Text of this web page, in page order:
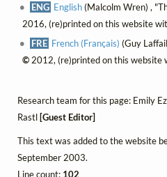
ENG English(Malcolm Wren) ,
2016, (re)printed on this website
FRE French (Français) (Guy
©2012, (re)printed on this website
Research team for this page: Emily
Rastl [Guest Editor]
This text was added to the website
September 2003.
Line count: 102